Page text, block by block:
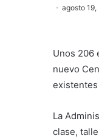
agosto 19,
Unos 206
nuevo
La
clase,